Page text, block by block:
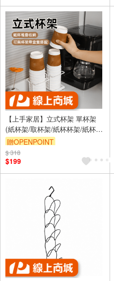
【上手家居】立式杯架 單杯架
(紙杯架/取杯架/紙杯杯架/紙杯收
納架/衛生杯架)
贈OPENPOINT
訂單滿999享9折
$ 318
$199